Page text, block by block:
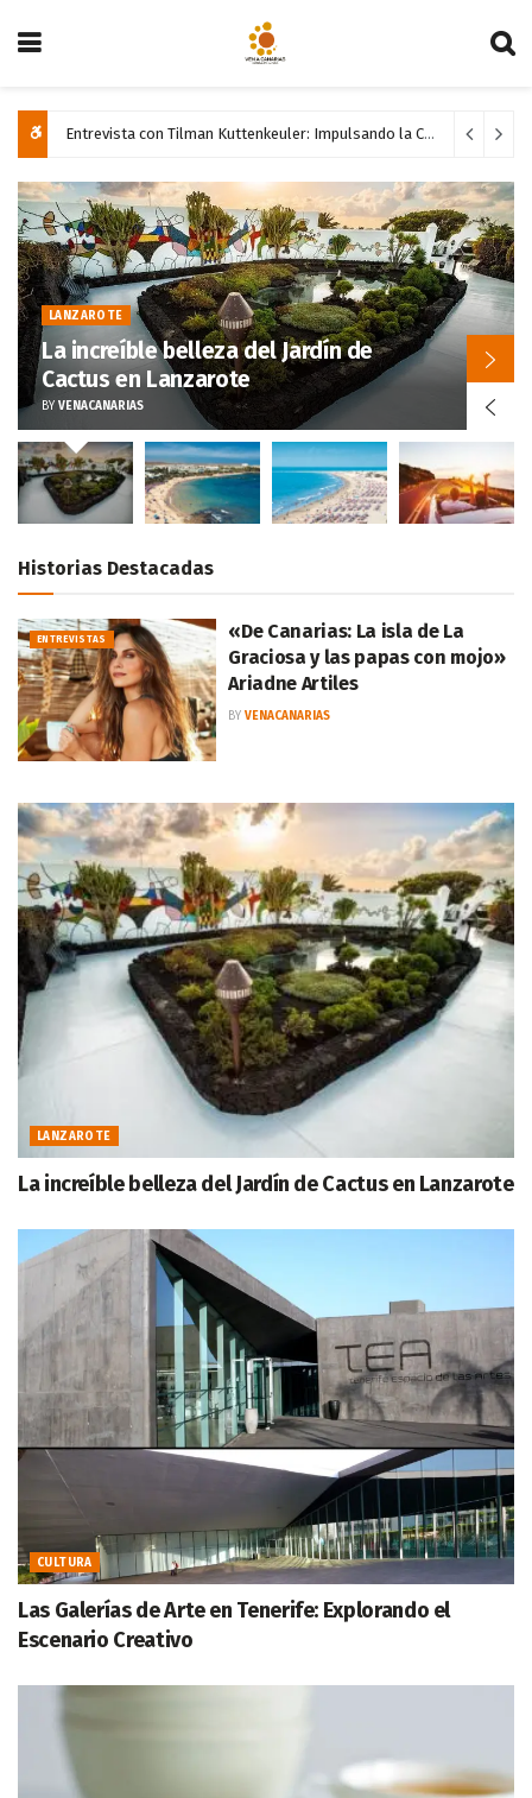
Entrevista con Tilman Kuttenkeuler: Impulsando la Cultura en Las Palmas de Gran Canaria
LANZAROTE
Descubre la Belleza de Costa Teguise
en Lanzarote
BYVENACANARIAS
Historias Destacadas
ENTREVISTAS
«De Canarias: La isla de La
Graciosa y las papas con mojo»
Ariadne Artiles
BY VENACANARIAS
LANZAROTE
La increíble belleza del Jardín de Cactus en Lanzarote
CULTURA
Las Galerías de Arte en Tenerife: Explorando el
Escenario Creativo